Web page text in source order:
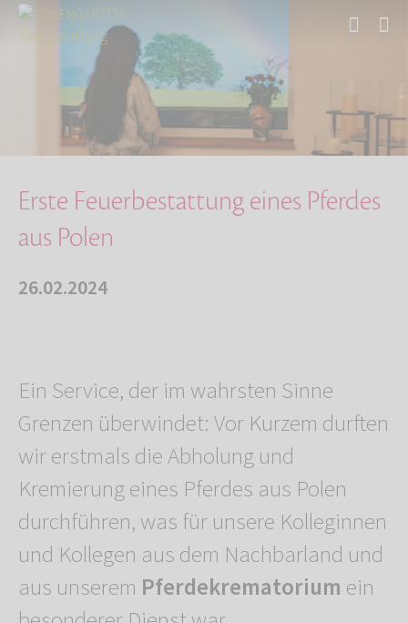
Über uns
Aktuelles
Erste Feuerbestattung eines Pferdes aus Polen
Erste Feuerbestattung eines Pferdes
aus Polen
26.02.2024
Ein Service, der im wahrsten Sinne
Grenzen überwindet: Vor Kurzem durften
wir erstmals die Abholung und
Kremierung eines Pferdes aus Polen
durchführen, was für unsere Kolleginnen
und Kollegen aus dem Nachbarland und
aus unserem Pferdekrematorium ein